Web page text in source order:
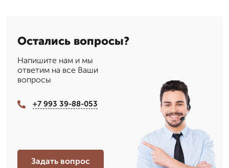
Остались вопросы?
Напишите нам и мы
ответим на все Ваши
вопросы
+7 993 39-88-053
Задать вопрос